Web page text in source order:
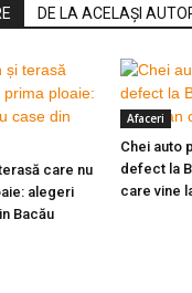
DE LA ACELAȘI
care nu
alegeri
Bacău
Afaceri
Chei auto
defect la
care vine